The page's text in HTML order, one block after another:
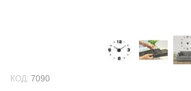
КОД: 7090